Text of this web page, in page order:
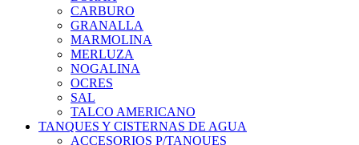
CARBURO
GRANALLA
MARMOLINA
MERLUZA
NOGALINA
OCRES
SAL
TALCO AMERICANO
TANQUES Y CISTERNAS DE AGUA
ACCESORIOS P/TANQUES